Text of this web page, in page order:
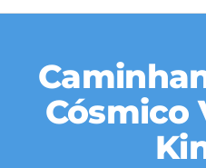
Cósmico